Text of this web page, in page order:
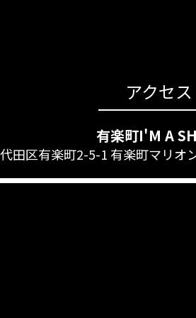
アクセス
有楽町I'M A
田区有楽町2-5-1 有楽町マリオ